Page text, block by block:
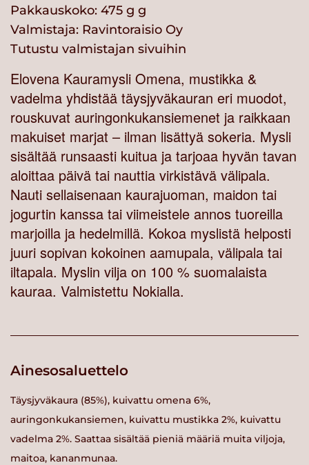
Pakkauskoko: 475 g g
Valmistaja: Ravintoraisio Oy
Tutustu valmistajan sivuihin
Elovena Kauramysli Omena, mustikka &
vadelma yhdistää täysjyväkauran eri muodot,
rouskuvat auringonkukansiemenet ja raikkaan
makuiset marjat – ilman lisättyä sokeria. Mysli
sisältää runsaasti kuitua ja tarjoaa hyvän tavan
aloittaa päivä tai nauttia virkistävä välipala.
Nauti sellaisenaan kaurajuoman, maidon tai
jogurtin kanssa tai viimeistele annos tuoreilla
marjoilla ja hedelmillä. Kokoa myslistä helposti
juuri sopivan kokoinen aamupala, välipala tai
iltapala. Myslin vilja on 100 % suomalaista
kauraa. Valmistettu Nokialla.
Ainesosaluettelo
Täysjyväkaura (85%), kuivattu omena 6%,
auringonkukansiemen, kuivattu mustikka 2%, kuivattu
vadelma 2%. Saattaa sisältää pieniä määriä muita viljoja,
maitoa, kananmunaa.